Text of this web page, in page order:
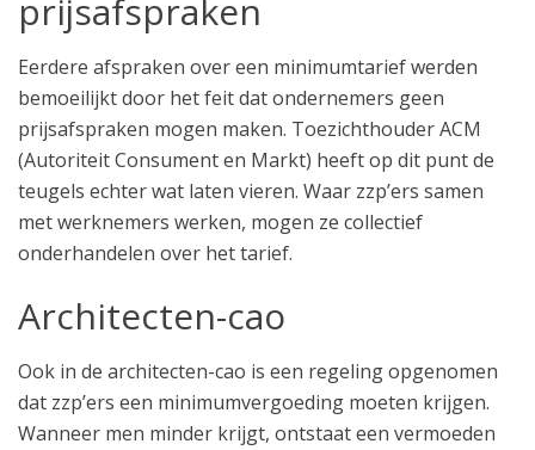
prijsafspraken
Eerdere afspraken over een minimumtarief werden
bemoeilijkt door het feit dat ondernemers geen
prijsafspraken mogen maken. Toezichthouder ACM
(Autoriteit Consument en Markt) heeft op dit punt de
teugels echter wat laten vieren. Waar zzp’ers samen
met werknemers werken, mogen ze collectief
onderhandelen over het tarief.
Architecten-cao
Ook in de architecten-cao is een regeling opgenomen
dat zzp’ers een minimumvergoeding moeten krijgen.
Wanneer men minder krijgt, ontstaat een vermoeden